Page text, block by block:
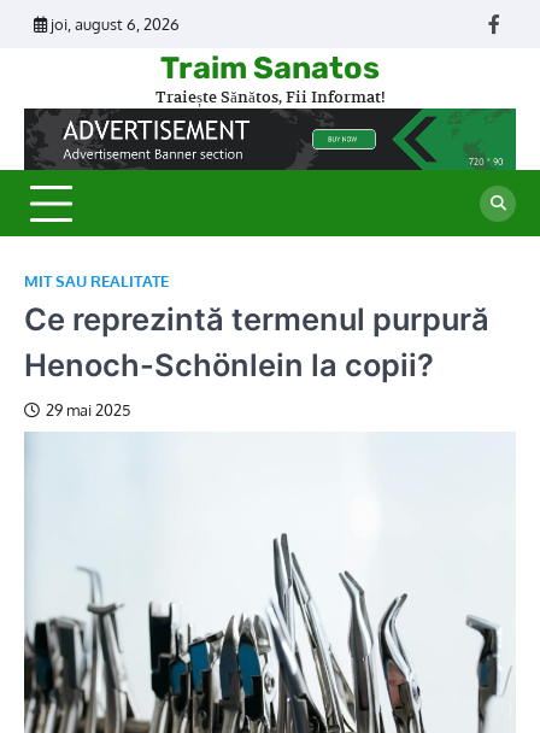
Skip
joi, august 6, 2026
Traim Sanatos
Traiește Sănătos, Fii Informat!
MIT SAU REALITATE
Ce reprezintă termenul purpură
Henoch-Schönlein la copii?
29 mai 2025